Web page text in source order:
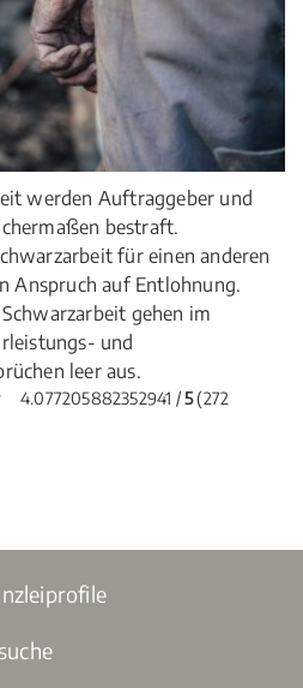
werden Auftraggeber und
bestraft.
für einen anderen
Anspruch auf Entlohnung.
gehen im
und
leer aus.
4.077205882352941 /5(272